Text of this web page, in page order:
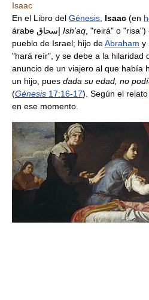
Isaac
En el Libro del Génesis Isaac (en
Ish'aq , "reirá" o
pueblo de Israel; hijo deAbraham y
"hará reír", y se debe a la hilaridad
anuncio de un viajero al que había
un hijo, pues dada su edad, no
(Génesis 17:16-17). Según el relato
en ese momento.